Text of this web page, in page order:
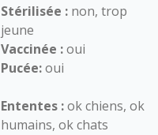
Stérilisée : non, trop
jeune
Vaccinée :oui
Pucée:oui
Ententes :ok chiens, ok
humains, ok chats